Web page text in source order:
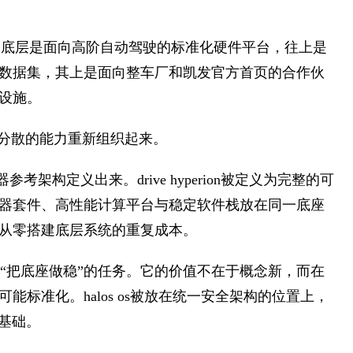
层是面向高阶自动驾驶的标准化硬件平台，往上是
据集，其上是面向整车厂和凯发官方首页的合作伙
施。
散的能力重新组织起来。
考架构定义出来。drive hyperion被定义为完整的可
套件、高性能计算平台与稳定软件栈放在同一底座
零搭建底层系统的重复成本。
底座做稳”的任务。它的价值不在于概念新，而在
标准化。halos os被放在统一安全架构的位置上，
础。